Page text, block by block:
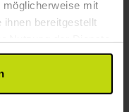
mit
bereitgestellt